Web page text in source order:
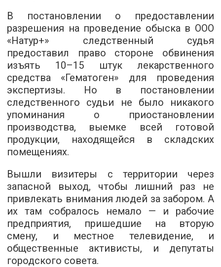
В постановлении о предоставлении
разрешения на проведение обыска в ООО
«Натур+» следственный судья
предоставил право стороне обвинения
изъять 10–15 штук лекарственного
средства «Гематоген» для проведения
экспертизы. Но в постановлении
следственного судьи не было никакого
упоминания о приостановлении
производства, выемке всей готовой
продукции, находящейся в складских
помещениях.
Вышли визитеры с территории через
запасной выход, чтобы лишний раз не
привлекать внимания людей за забором. А
их там собралось немало — и рабочие
предприятия, пришедшие на вторую
смену, и местное телевидение, и
общественные активисты, и депутаты
городского совета.